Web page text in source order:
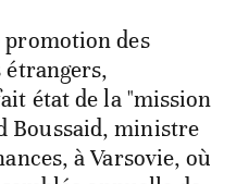
des
état de la "mission
Boussaid, ministre
à Varsovie, où